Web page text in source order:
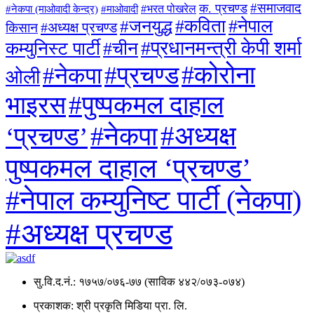
#नेकपा (माओवादी केन्द्र) #माओवादी #भरत पोखरेल क. प्रचण्ड #समाजवाद
किसान#अध्यक्ष प्रचण्ड#जनयुद्ध#कविता#नेपाल
कम्युनिस्ट पार्टी#चीन#प्रधानमन्त्री केपी शर्मा
ओली#नेकपा#प्रचण्ड#कोरोना
भाइरस#पुष्पकमल दाहाल
‘प्रचण्ड’#नेकपा#अध्यक्ष
पुष्पकमल दाहाल ‘प्रचण्ड’
#नेपाल कम्युनिष्ट पार्टी (नेकपा)
#अध्यक्ष प्रचण्ड
सु.वि.द.नं.: १७५७/०७६-७७ (साविक ४४२/०७३-०७४)
प्रकाशक: श्री प्रकृति मिडिया प्रा. लि.